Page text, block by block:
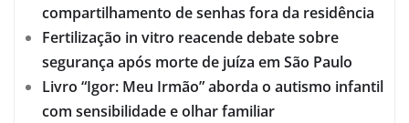
compartilhamento de senhas fora da residência
Fertilização in vitro reacende debate sobre
segurança após morte de juíza em São Paulo
Livro “Igor: Meu Irmão” aborda o autismo infantil
com sensibilidade e olhar familiar